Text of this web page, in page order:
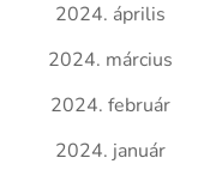
2024. április
2024. március
2024. február
2024. január